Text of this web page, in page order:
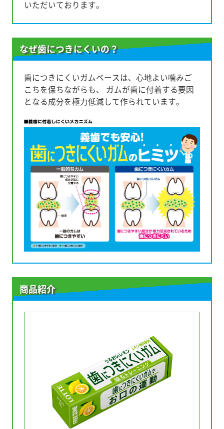
いただいております。
なぜ歯につきにくいの？
歯につきにくいガムベースは、心地よい噛みご
こちを保ちながらも、 ガムが歯に付着する要因
となる成分を極力低減して作られています。
商品紹介